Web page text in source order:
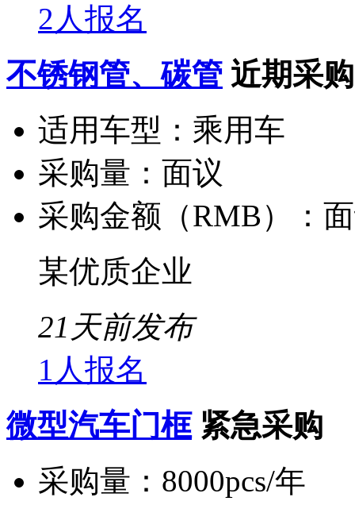
2人报名
不锈钢管、碳管 近期采购
适用车型： 乘用车
采购量： 面议
采购金额（RMB）：
某优质企业
21天前发布
1人报名
微型汽车门框 紧急采购
采购量： 8000pcs/年